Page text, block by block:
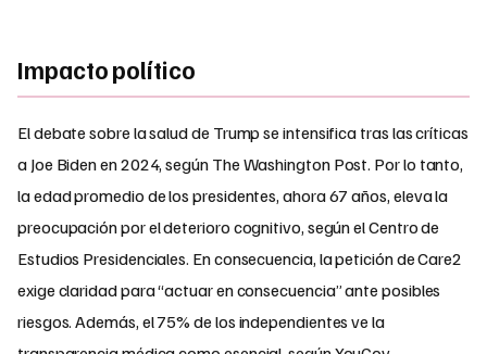
Impacto político
El debate sobre la salud de Trump se intensifica tras las críticas
a Joe Biden en 2024, según The Washington Post. Por lo tanto,
la edad promedio de los presidentes, ahora 67 años, eleva la
preocupación por el deterioro cognitivo, según el Centro de
Estudios Presidenciales. En consecuencia, la petición de Care2
exige claridad para “actuar en consecuencia” ante posibles
riesgos. Además, el 75% de los independientes ve la